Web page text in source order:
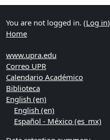
You are not logged in. (Log in)
Home
www.upra.edu
Correo UPR
Calendario Académico
Biblioteca
English ‎(en)‎
English ‎(en)‎
Español - México ‎(es_mx)‎